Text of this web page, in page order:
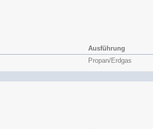
Ausführung
Propan/Erdgas